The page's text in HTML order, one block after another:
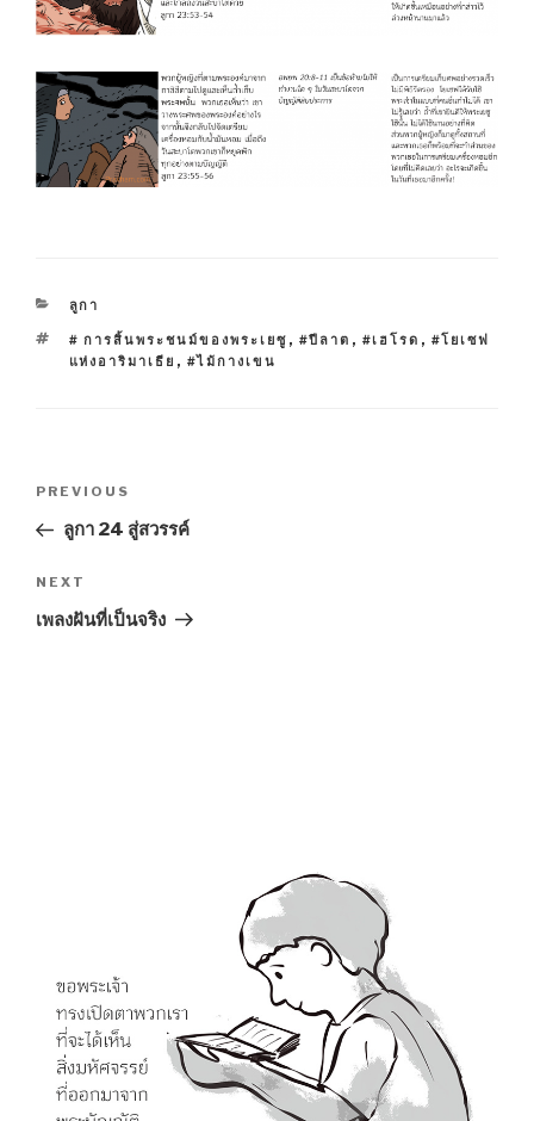
CATEGORIES
ลูกา
TAGS
# การสิ้นพระชนม์ของพระเยซู , #ปีลาต , #เฮโรด , #โยเซฟ
แห่งอาริมาเธีย , #ไม้กางเขน
Previous
Post
PREVIOUS
ลูกา 24 สู่สวรรค์
Next
Post
NEXT
เพลงฝันที่เป็นจริง